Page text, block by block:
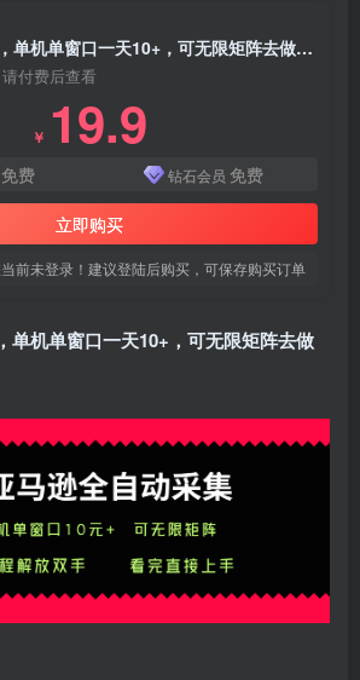
亚马逊全自动采集，单机单窗口一天10+，可无限矩阵去做【揭秘】
付费后查看
￥ 19.9
免费 钻石会员 免费
立即购买
前未登录！建议登陆后购买，可保存购买订单
单机单窗口一天10+，可无限矩阵去做